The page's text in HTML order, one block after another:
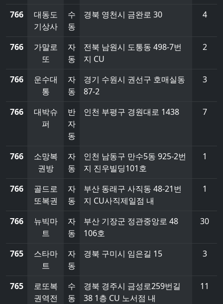
766
대동도
기상사
수
동
경북 영천시 금완로 30 4
766
가말로
또
자
동
전북 남원시 도통동 498-7번
지 CU
2
766
운수대
통
자
동
경기 수원시 권선구 호매실동
87-2
3
766
대박슈
퍼
반
자
동
인천 부평구 경원대로 1438 7
766
소망복
권방
자
동
인천 남동구 만수5동 925-2번
지 진우빌딩101호
1
766
골드로
또복권
자
동
부산 동래구 사직동 48-21번
지 CU사직제일점 내
1
766
뉴빅마
트
자
동
부산 기장군 정관중앙로 48
106호
30
765
스타마
트
자
동
경북 구미시 임은길 15 3
765
로또복
권역전
수
동
경북 경주시 금성로259번길
38 1층 CU 노서점 내
11